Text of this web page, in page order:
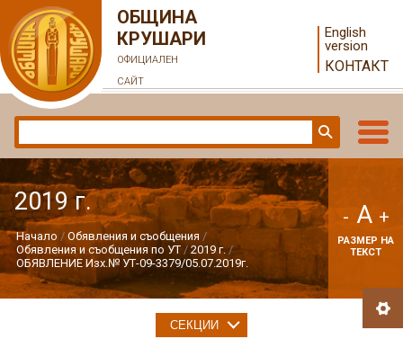
ОБЩИНА
КРУШАРИ
ОФИЦИАЛЕН
САЙТ
English
version
КОНТАКТ
2019 г.
Начало
Обявления и съобщения
Обявления и съобщения по УТ
2019 г.
ОБЯВЛЕНИЕ Изх.№ УТ-09-3379/05.07.2019г.
- A +
РАЗМЕР НА
ТЕКСТ
СЕКЦИИ